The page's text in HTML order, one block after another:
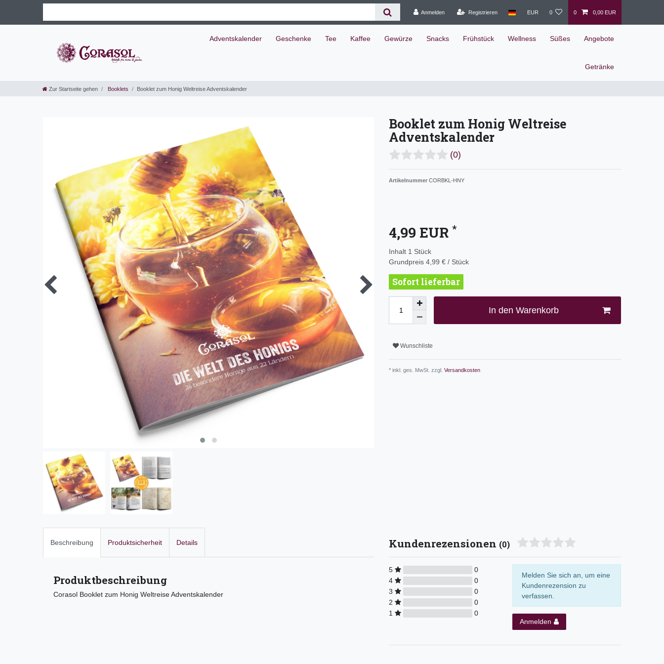
Anmelden Registrieren EUR 0 0 0,00 EUR
Adventskalender Geschenke Tee Kaffee Gewürze Snacks Frühstück Wellness Süßes Angebote
Getränke
Zur Startseite gehen Booklets Booklet zum Honig Weltreise Adventskalender
Booklet zum Honig Weltreise
Adventskalender
(0)
Artikelnummer CORBKL-HNY
4,99 EUR *
Inhalt 1 Stück
Grundpreis 4,99 € / Stück
Sofort lieferbar
In den Warenkorb
Wunschliste
* inkl. ges. MwSt. zzgl. Versandkosten
Beschreibung Produktsicherheit Details
Produktbeschreibung
Corasol Booklet zum Honig Weltreise Adventskalender
Kundenrezensionen (0)
5
0
4
0
3
0
2
0
1
0
Melden Sie sich an, um eine
Kundenrezension zu
verfassen.
Anmelden